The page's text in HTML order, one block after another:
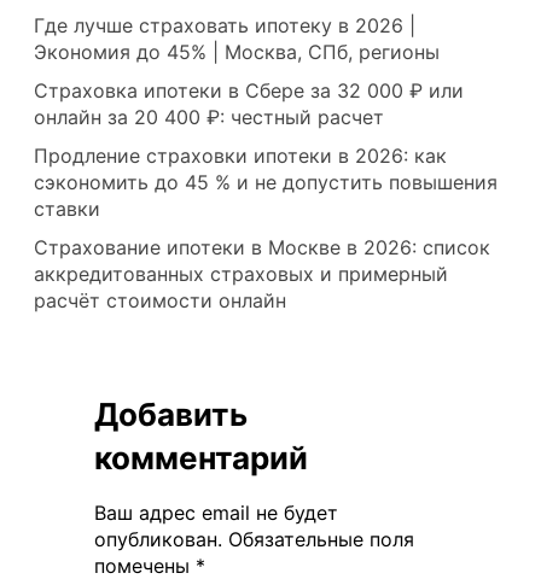
Где лучше страховать ипотеку в 2026 |
Экономия до 45% | Москва, СПб, регионы
Страховка ипотеки в Сбере за 32 000 ₽ или
онлайн за 20 400 ₽: честный расчет
Продление страховки ипотеки в 2026: как
сэкономить до 45 % и не допустить повышения
ставки
Страхование ипотеки в Москве в 2026: список
аккредитованных страховых и примерный
расчёт стоимости онлайн
Добавить
комментарий
Ваш адрес email не будет
опубликован. Обязательные поля
помечены *